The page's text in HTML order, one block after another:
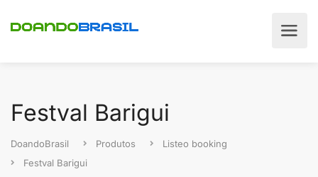
Festval Barigui
DoandoBrasil Produtos
Listeo booking
Festval Barigui